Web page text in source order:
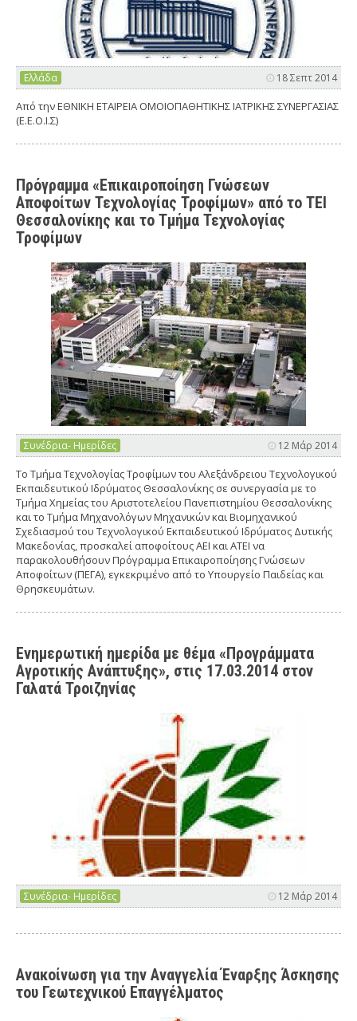
Ελλάδα 18 Σεπτ 2014
Από την ΕΘΝΙΚΗ ΕΤΑΙΡΕΙΑ ΟΜΟΙΟΠΑΘΗΤΙΚΗΣ ΙΑΤΡΙΚΗΣ ΣΥΝΕΡΓΑΣΙΑΣ
(Ε.Ε.Ο.Ι.Σ)
Πρόγραμμα «Επικαιροποίηση Γνώσεων
Αποφοίτων Τεχνολογίας Τροφίμων» από το ΤΕΙ
Θεσσαλονίκης και το Τμήμα Τεχνολογίας
Τροφίμων
Συνέδρια- Ημερίδες 12 Μάρ 2014
Το Τμήμα Τεχνολογίας Τροφίμων του Αλεξάνδρειου Τεχνολογικού
Εκπαιδευτικού Ιδρύματος Θεσσαλονίκης σε συνεργασία με το
Τμήμα Χημείας του Αριστοτελείου Πανεπιστημίου Θεσσαλονίκης
και το Τμήμα Μηχανολόγων Μηχανικών και Βιομηχανικού
Σχεδιασμού του Τεχνολογικού Εκπαιδευτικού Ιδρύματος Δυτικής
Μακεδονίας, προσκαλεί αποφοίτους ΑΕΙ και ΑΤΕΙ να
παρακολουθήσουν Πρόγραμμα Επικαιροποίησης Γνώσεων
Αποφοίτων (ΠΕΓΑ), εγκεκριμένο από το Υπουργείο Παιδείας και
Θρησκευμάτων.
Ενηµερωτική ηµερίδα µε θέµα «Προγράµµατα
Αγροτικής Ανάπτυξης», στις 17.03.2014 στον
Γαλατά Τροιζηνίας
Συνέδρια- Ημερίδες 12 Μάρ 2014
Ανακοίνωση για την Αναγγελία Έναρξης Άσκησης
του Γεωτεχνικού Επαγγέλματος